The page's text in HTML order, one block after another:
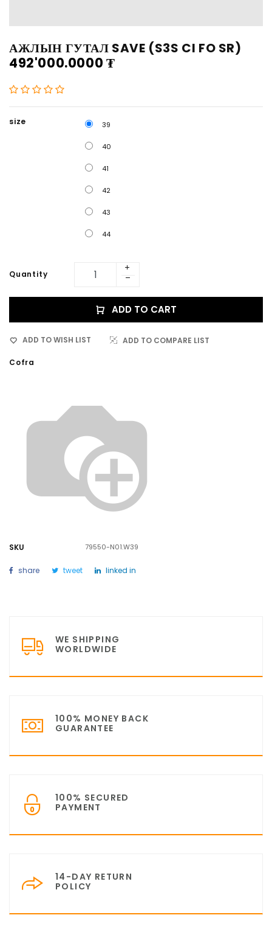
АЖЛЫН ГУТАЛ SAVE (S3S CI FO SR)
492'000.0000 ₮
size 39
40
41
42
43
44
Quantity
ADD TO CART
ADD TO WISH LIST ADD TO COMPARE LIST
Cofra
SKU 79550-N01.W39
share tweet linked in
WE SHIPPING
WORLDWIDE
100% MONEY BACK
GUARANTEE
100% SECURED
PAYMENT
14-DAY RETURN
POLICY